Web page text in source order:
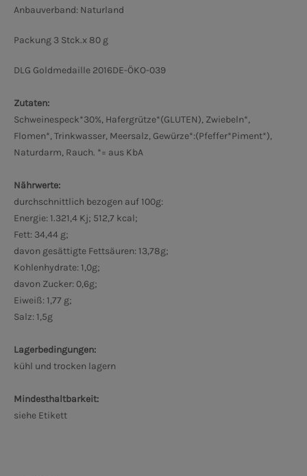
Anbauverband: Naturland
Packung 3 Stck.x 80 g
DLG Goldmedaille 2016DE-ÖKO-039
Zutaten:
Schweinespeck*30%, Hafergrütze*(GLUTEN), Zwiebeln*,
Flomen*, Trinkwasser, Meersalz, Gewürze*:(Pfeffer*Piment*),
Naturdarm, Rauch. *= aus KbA
Nährwerte:
durchschnittlich bezogen auf 100g:
Energie: 1.321,4 Kj; 512,7 kcal;
Fett: 34,44 g;
davon gesättigte Fettsäuren: 13,78g;
Kohlenhydrate: 1,0g;
davon Zucker: 0,6g;
Eiweiß: 1,77 g;
Salz: 1,5g
Lagerbedingungen:
kühl und trocken lagern
Mindesthaltbarkeit:
siehe Etikett